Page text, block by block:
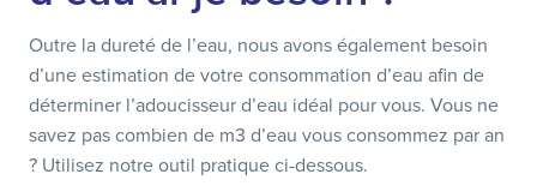
Outre la dureté de l’eau, nous avons également besoin
d’une estimation de votre consommation d’eau afin de
déterminer l’adoucisseur d’eau idéal pour vous. Vous ne
savez pas combien de m3 d’eau vous consommez par an
? Utilisez notre outil pratique ci-dessous.